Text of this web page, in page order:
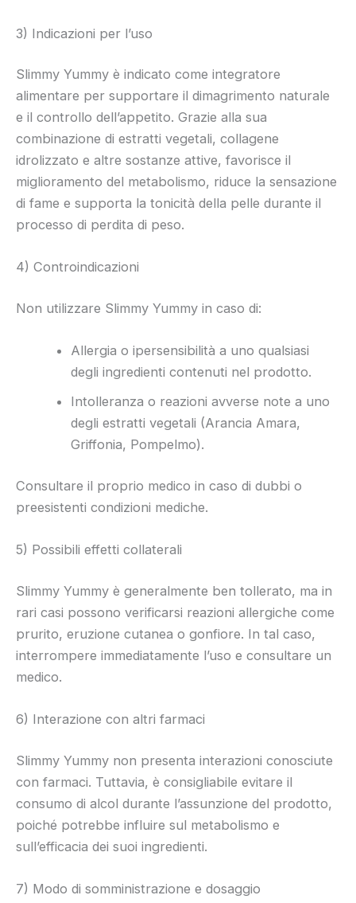
3) Indicazioni per l’uso
Slimmy Yummy è indicato come integratore
alimentare per supportare il dimagrimento naturale
e il controllo dell’appetito. Grazie alla sua
combinazione di estratti vegetali, collagene
idrolizzato e altre sostanze attive, favorisce il
miglioramento del metabolismo, riduce la sensazione
di fame e supporta la tonicità della pelle durante il
processo di perdita di peso.
4) Controindicazioni
Non utilizzare Slimmy Yummy in caso di:
Allergia o ipersensibilità a uno qualsiasi
degli ingredienti contenuti nel prodotto.
Intolleranza o reazioni avverse note a uno
degli estratti vegetali (Arancia Amara,
Griffonia, Pompelmo).
Consultare il proprio medico in caso di dubbi o
preesistenti condizioni mediche.
5) Possibili effetti collaterali
Slimmy Yummy è generalmente ben tollerato, ma in
rari casi possono verificarsi reazioni allergiche come
prurito, eruzione cutanea o gonfiore. In tal caso,
interrompere immediatamente l’uso e consultare un
medico.
6) Interazione con altri farmaci
Slimmy Yummy non presenta interazioni conosciute
con farmaci. Tuttavia, è consigliabile evitare il
consumo di alcol durante l’assunzione del prodotto,
poiché potrebbe influire sul metabolismo e
sull’efficacia dei suoi ingredienti.
7) Modo di somministrazione e dosaggio